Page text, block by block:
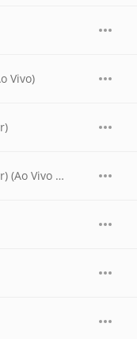
Vivo)
Do Brasil A Argentina (Tô Indo Te Buscar) (Ao Vivo Em Goiânia / 2007)